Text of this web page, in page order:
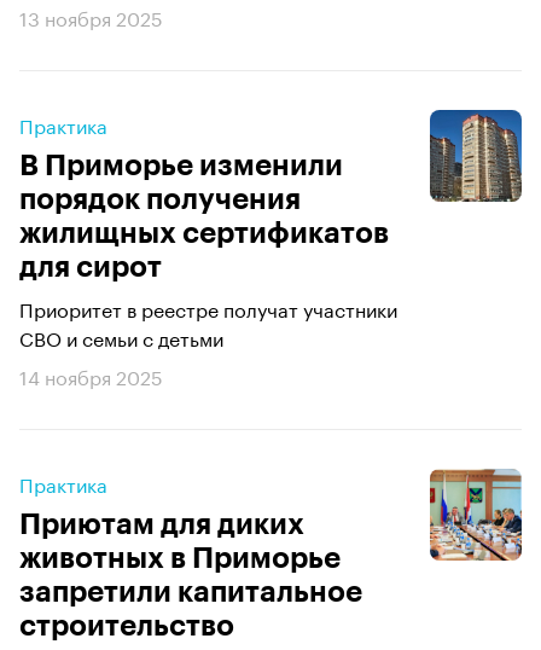
13 ноября 2025
Практика
В Приморье изменили
порядок получения
жилищных сертификатов
для сирот
Приоритет в реестре получат участники
СВО и семьи с детьми
14 ноября 2025
Практика
Приютам для диких
животных в Приморье
запретили капитальное
строительство